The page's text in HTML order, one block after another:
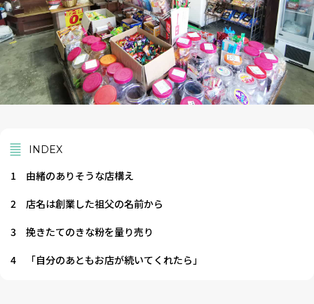
INDEX
1
由緒のありそうな店構え
2
店名は創業した祖父の名前から
3
挽きたてのきな粉を量り売り
4
「自分のあともお店が続いてくれたら」